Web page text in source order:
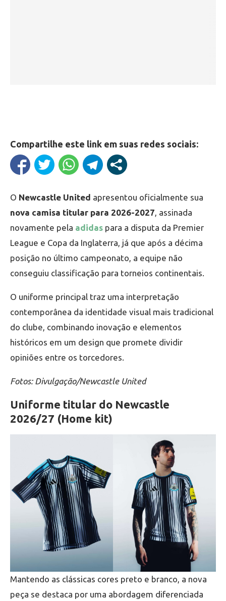
Compartilhe este link em suas redes sociais:
O Newcastle United apresentou oficialmente sua
nova camisa titular para 2026-2027, assinada
novamente pela adidas para a disputa da Premier
League e Copa da Inglaterra, já que após a décima
posição no último campeonato, a equipe não
conseguiu classificação para torneios continentais.
O uniforme principal traz uma interpretação
contemporânea da identidade visual mais tradicional
do clube, combinando inovação e elementos
históricos em um design que promete dividir
opiniões entre os torcedores.
Fotos: Divulgação/Newcastle United
Uniforme titular do Newcastle
2026/27 (Home kit)
Mantendo as clássicas cores preto e branco, a nova
peça se destaca por uma abordagem diferenciada